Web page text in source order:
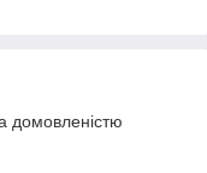
домовленістю